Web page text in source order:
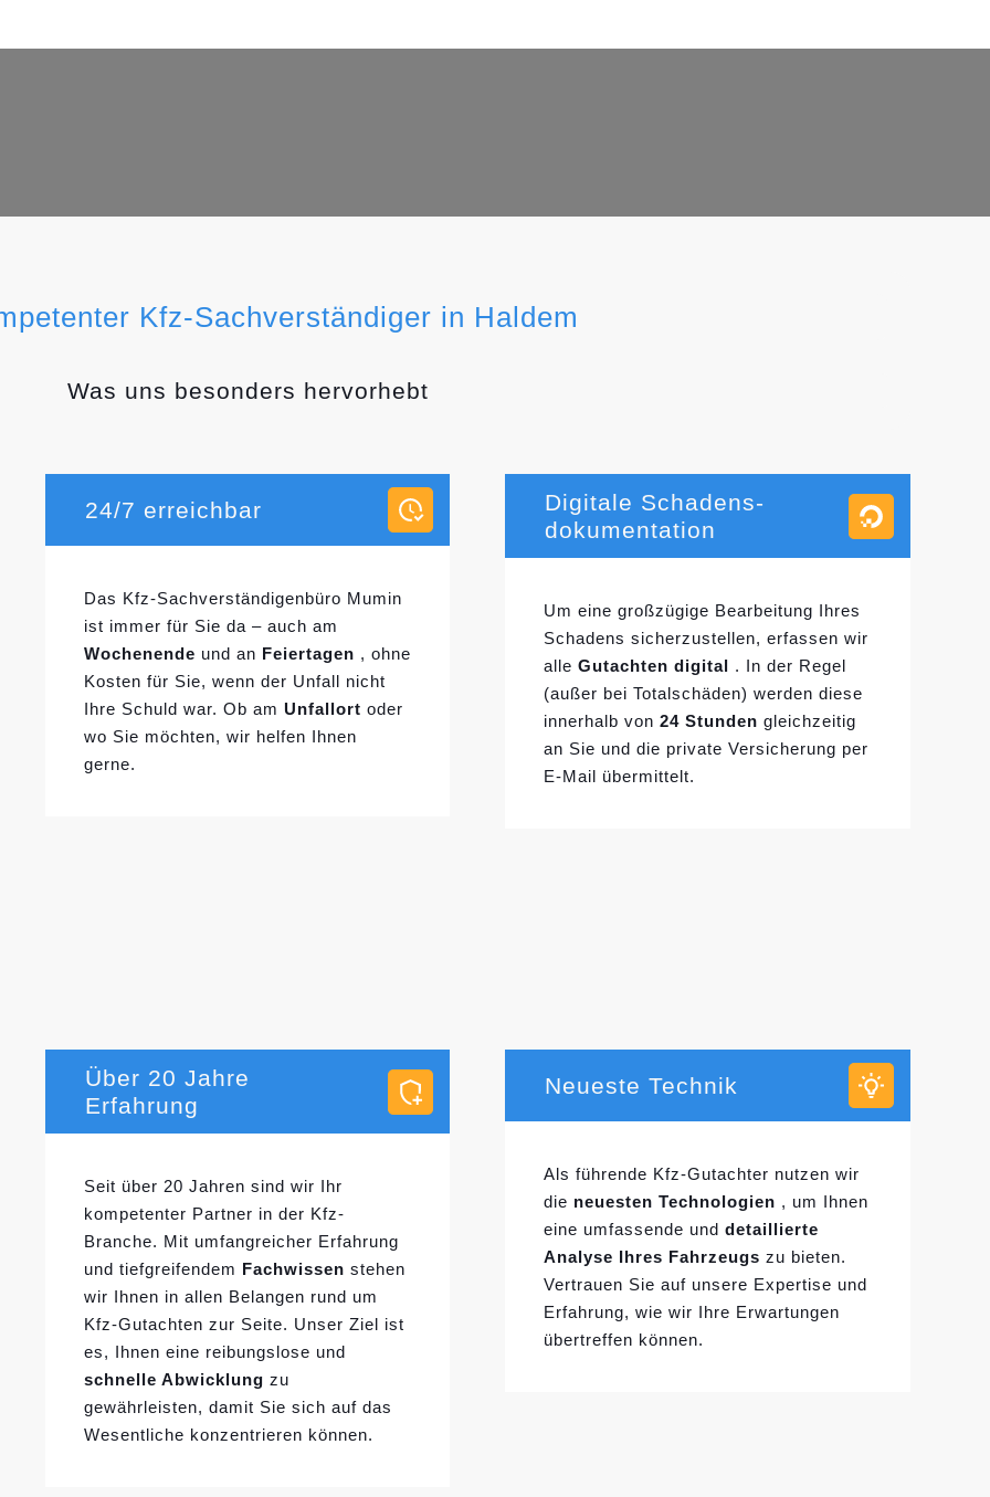
Kfz-Sachverständiger in Haldem
Was uns besonders hervorhebt
24/7 erreichbar
Das Kfz-Sachverständigenbüro Mumin
ist immer für Sie da – auch am
Wochenende und an Feiertagen , ohne
Kosten für Sie, wenn der Unfall nicht
Ihre Schuld war. Ob am Unfallort oder
wo Sie möchten, wir helfen Ihnen
gerne.
Digitale Schadens-
dokumentation
Um eine großzügige Bearbeitung Ihres
Schadens sicherzustellen, erfassen wir
alleGutachten digital
. In der Regel
(außer bei Totalschäden) werden diese
innerhalb von24 Stunden gleichzeitig
an Sie und die private Versicherung per
E-Mail übermittelt.
Über 20 Jahre
Erfahrung
Seit über 20 Jahren sind wir Ihr
kompetenter Partner in der Kfz-
Branche. Mit umfangreicher Erfahrung
und tiefgreifendem Fachwissen stehen
wir Ihnen in allen Belangen rund um
Kfz-Gutachten zur Seite. Unser Ziel ist
es, Ihnen eine reibungslose und
schnelle Abwicklung zu
gewährleisten, damit Sie sich auf das
Wesentliche konzentrieren können.
Neueste Technik
Als führende Kfz-Gutachter nutzen wir
die neuesten Technologien , um Ihnen
eine umfassende unddetaillierte
Analyse Ihres Fahrzeugs zu bieten.
Vertrauen Sie auf unsere Expertise und
Erfahrung, wie wir Ihre Erwartungen
übertreffen können.